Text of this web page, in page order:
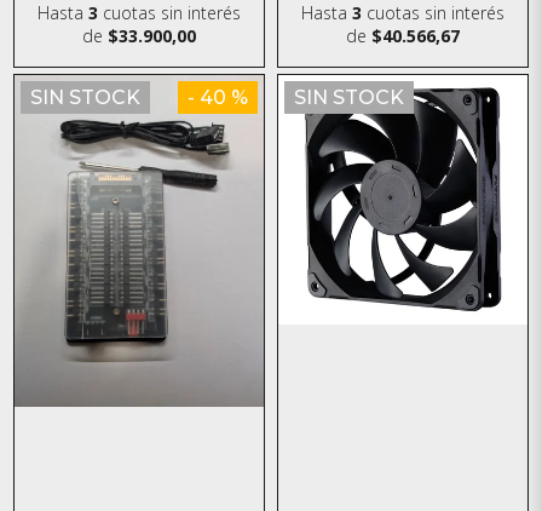
Hasta3 cuotas sin interés
de $33.900,00
Hasta 3 cuotas sin interés
de $40.566,67
SIN STOCK - 40 % SIN STOCK